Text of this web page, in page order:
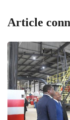
Article